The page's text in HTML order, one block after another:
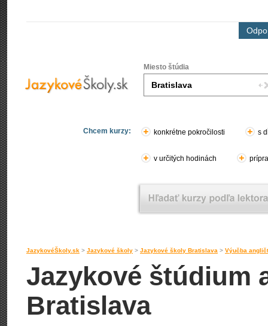
Miesto štúdia
Chcem kurzy: konkrétne pokročilosti s
v určitých hodinách
JazykovéŠkoly.sk > Jazykové školy > Jazykové školy Bratislava > Výučba
Jazykové štúdium
Bratislava